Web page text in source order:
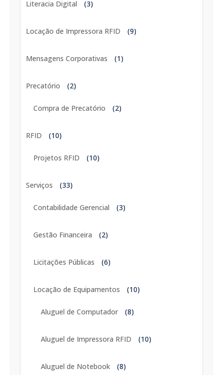
Literacia Digital (3)
Locação de Impressora RFID (9)
Mensagens Corporativas (1)
Precatório (2)
Compra de Precatório (2)
RFID (10)
Projetos RFID (10)
Serviços (33)
Contabilidade Gerencial (3)
Gestão Financeira (2)
Licitações Públicas (6)
Locação de Equipamentos (10)
Aluguel de Computador (8)
Aluguel de Impressora RFID (10)
Aluguel de Notebook (8)